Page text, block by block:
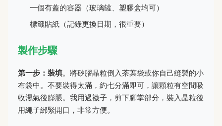
一個有蓋的容器（玻璃罐、塑膠盒均可）
標籤貼紙（記錄更換日期，很重要）
製作步驟
第一步：裝填。將矽膠晶粒倒入茶葉袋或你自己縫製的小
布袋中。不要裝得太滿，約七分滿即可，讓顆粒有空間吸
收濕氣後膨脹。我用過襪子，剪下腳掌部分，裝入晶粒後
用繩子綁緊開口，非常方便。